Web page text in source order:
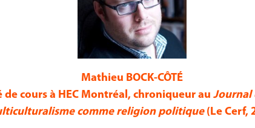
Mathieu BOCK-CÔTÉ
de cours à HEC Montréal, chroniqueur au Journal
comme religion politique(Le Cerf,